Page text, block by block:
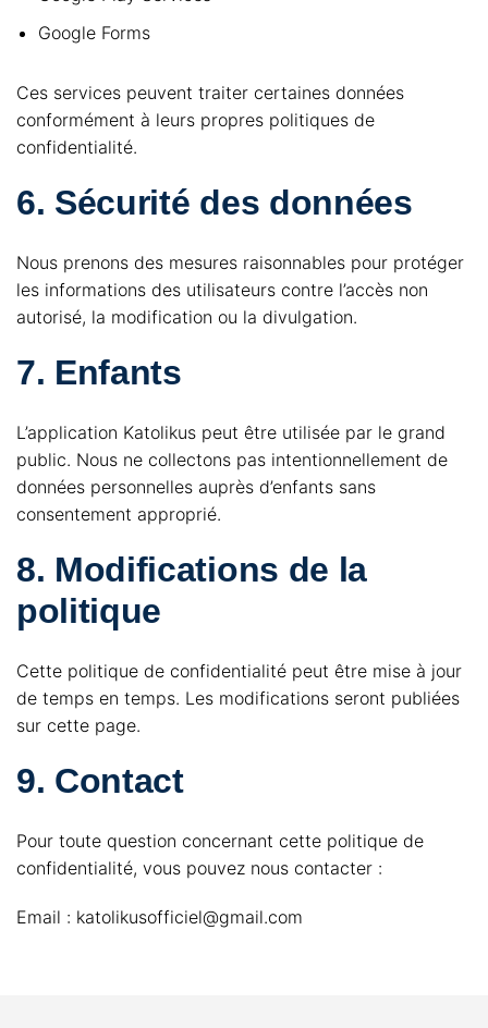
Google Forms
Ces services peuvent traiter certaines données
conformément à leurs propres politiques de
confidentialité.
6. Sécurité des données
Nous prenons des mesures raisonnables pour protéger
les informations des utilisateurs contre l’accès non
autorisé, la modification ou la divulgation.
7. Enfants
L’application Katolikus peut être utilisée par le grand
public. Nous ne collectons pas intentionnellement de
données personnelles auprès d’enfants sans
consentement approprié.
8. Modifications de la
politique
Cette politique de confidentialité peut être mise à jour
de temps en temps. Les modifications seront publiées
sur cette page.
9. Contact
Pour toute question concernant cette politique de
confidentialité, vous pouvez nous contacter :
Email : katolikusofficiel@gmail.com